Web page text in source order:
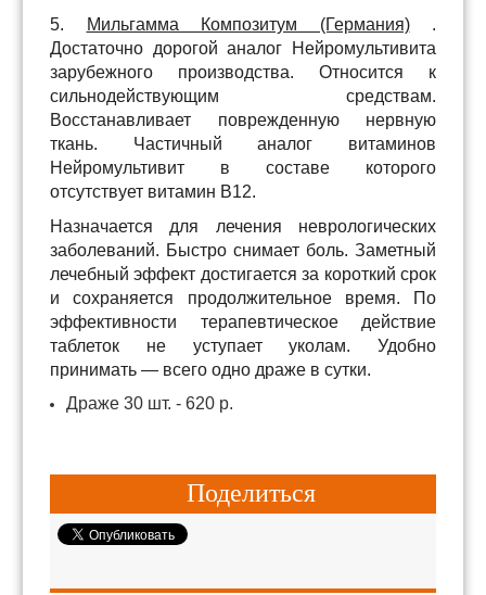
5. Мильгамма Композитум (Германия).
Достаточно дорогой аналог Нейромультивита
зарубежного производства. Относится к
сильнодействующим средствам.
Восстанавливает поврежденную нервную
ткань. Частичный аналог витаминов
Нейромультивит в составе которого
отсутствует витамин В12.
Назначается для лечения неврологических
заболеваний. Быстро снимает боль. Заметный
лечебный эффект достигается за короткий срок
и сохраняется продолжительное время. По
эффективности терапевтическое действие
таблеток не уступает уколам. Удобно
принимать — всего одно драже в сутки.
Драже 30 шт. - 620 р.
Поделиться